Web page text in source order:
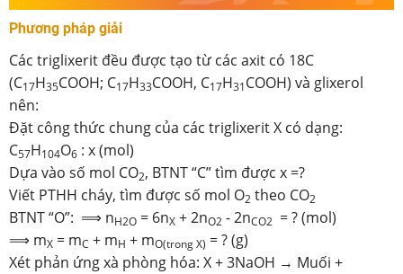
Phương pháp giải
Các triglixerit đều được tạo từ các axit có 18C
(C17H35COOH; C17H33COOH, C17H31COOH) và glixerol
nên:
Đặt công thức chung của các triglixerit X có dạng:
C57H104O6 : x (mol)
Dựa vào số mol CO2, BTNT “C” tìm được x =?
Viết PTHH cháy, tìm được số mol O2 theo CO2
BTNT “O”: ⟹ nH2O = 6nX + 2nO2 - 2nCO2 = ? (mol)
⟹ mX = mC + mH + mO(trong X) = ? (g)
Xét phản ứng xà phòng hóa: X + 3NaOH → Muối +